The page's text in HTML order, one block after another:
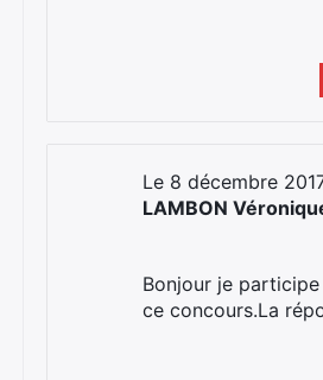
Le 8 décembre
LAMBON
Bonjour je
ce concours.La